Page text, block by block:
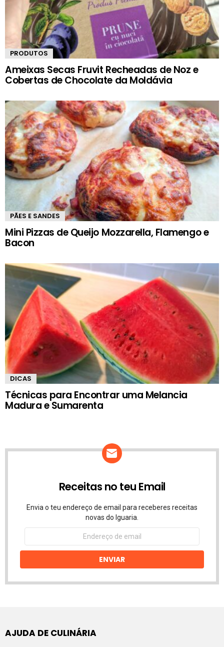
PRODUTOS
Ameixas Secas Fruvit Recheadas de Noz e
Cobertas de Chocolate da Moldávia
PÃES E SANDES
Mini Pizzas de Queijo Mozzarella, Flamengo e
Bacon
DICAS
Técnicas para Encontrar uma Melancia
Madura e Sumarenta
Receitas no teu Email
Envia o teu endereço de email para receberes receitas
novas do Iguaria.
Endereço
email
ENVIAR
AJUDA DE CULINÁRIA